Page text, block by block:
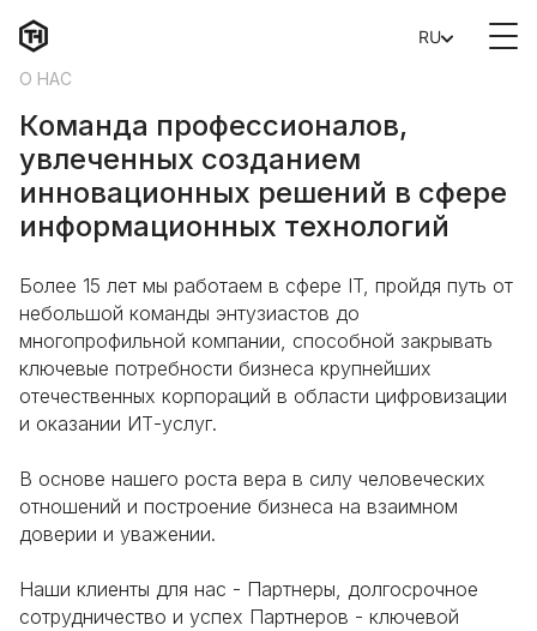
RU
О НАС
Команда профессионалов,
увлеченных созданием
инновационных решений в сфере
информационных технологий
Более 15 лет мы работаем в сфере IT, пройдя путь от
небольшой команды энтузиастов до
многопрофильной компании, способной закрывать
ключевые потребности бизнеса крупнейших
отечественных корпораций в области цифровизации
и оказании ИТ-услуг.
В основе нашего роста вера в силу человеческих
отношений и построение бизнеса на взаимном
доверии и уважении.
Наши клиенты для нас - Партнеры, долгосрочное
сотрудничество и успех Партнеров - ключевой